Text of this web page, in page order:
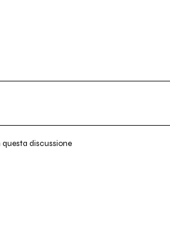
discussione